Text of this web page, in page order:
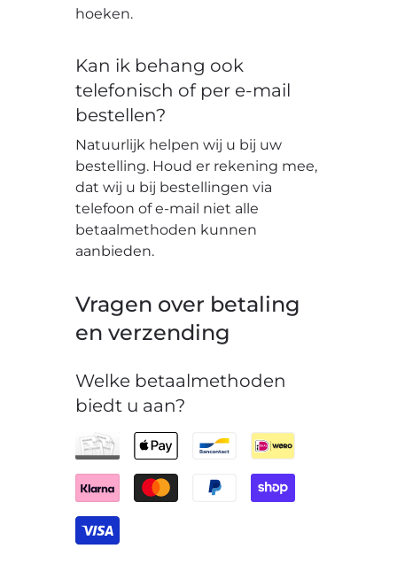
hoeken.
Kan ik behang ook
telefonisch of per e-mail
bestellen?
Natuurlijk helpen wij u bij uw
bestelling. Houd er rekening mee,
dat wij u bij bestellingen via
telefoon of e-mail niet alle
betaalmethoden kunnen
aanbieden.
Vragen over betaling
en verzending
Welke betaalmethoden
biedt u aan?